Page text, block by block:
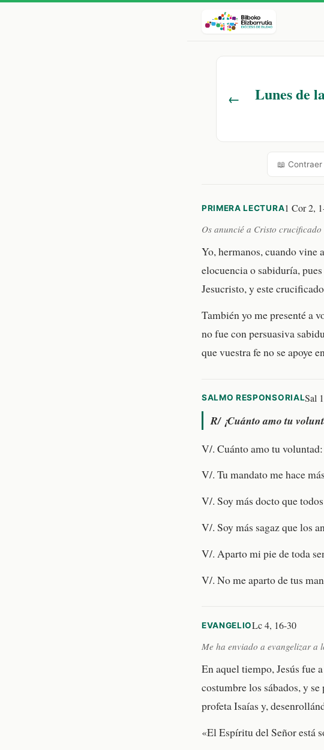
← Lunes de
📖
PRIMERA LECTURA1 Cor 2,
Os anuncié a Cristo crucificado
Yo, hermanos, cuando vine
elocuencia o sabiduría,
Jesucristo, y este
También yo me presenté a
no fue con persuasiva
que vuestra fe no se apoye
SALMO RESPONSORIALSal
R/¡Cuánto amo tu
V/. Cuánto amo tu
V/. Tu mandato me hace
V/. Soy más docto que
V/. Soy más sagaz que los
V/. Aparto mi pie de toda
V/. No me aparto de tus
EVANGELIOLc 4, 16-30
Me ha enviado a evangelizar a
En aquel tiempo, Jesús fue
costumbre los sábados, y
profeta Isaías y,
«El Espíritu del Señor está